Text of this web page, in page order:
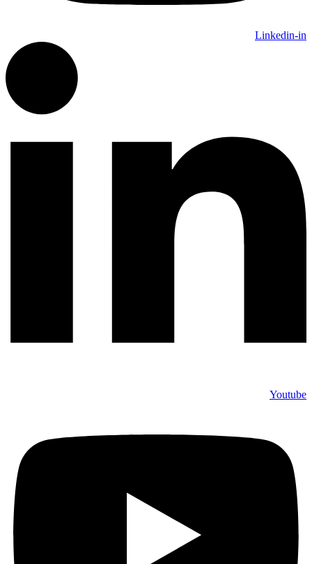
Linkedin-in
Youtube